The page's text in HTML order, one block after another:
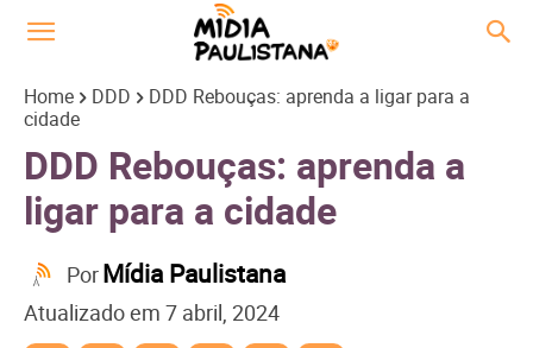
Home DDD
DDD Rebouças: aprenda a ligar para a
cidade
DDD Rebouças: aprenda a
ligar para a cidade
PorMídia Paulistana
Atualizado em 7 abril, 2024